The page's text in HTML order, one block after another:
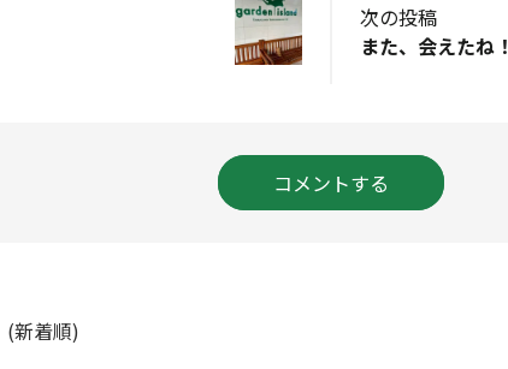
次の投稿
また、会えたね！
コメントする
(新着順)